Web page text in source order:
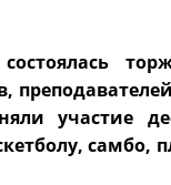
участие
самбо,